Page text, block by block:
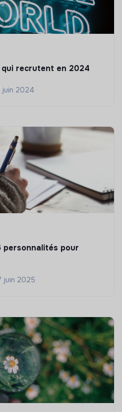
recrutent en 2024
juin 2024
personnalités pour
juin 2025